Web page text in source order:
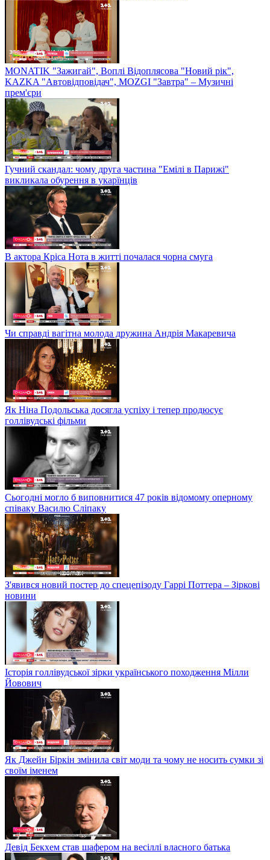
MONATIK "Зажигай", Воплі Відоплясова "Новий рік",
KAZKA "Автовідповідач", MOZGI "Завтра" – Музичні
прем'єри
Гучний скандал: чому друга частина "Емілі в Парижі"
викликала обурення в укарїнців
В актора Кріса Нота в житті почалася чорна смуга
Чи справді вагітна молода дружина Андрія Макаревича
Як Ніна Подольська досягла успіху і тепер продюсує
голлівудські фільми
Сьогодні могло б виповнитися 47 років відомому оперному
співаку Василю Сліпаку
З'явився новий постер до спецепізоду Гаррі Поттера – Зіркові
новини
Історія голлівудської зірки українського походження Мілли
Йовович
Як Джейн Біркін змінила світ моди та чому не носить сумки зі
своїм іменем
Девід Бекхем став шафером на весіллі власного батька